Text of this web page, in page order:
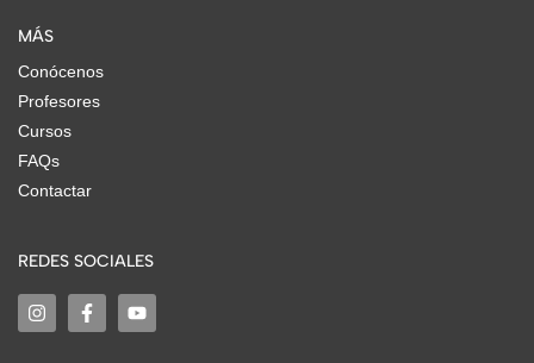
MÁS
Conócenos
Profesores
Cursos
FAQs
Contactar
REDES SOCIALES